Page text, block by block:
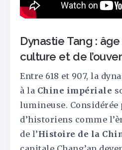
Dynastie Tang : âge
culture et de
Entre 618 et 907, la
à la Chine impériale
lumineuse. Considérée
d’historiens comme
de l’Histoire de la